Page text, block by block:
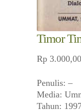
Timor
Rp3.000,00
Penulis: –
Media:
Tahun: